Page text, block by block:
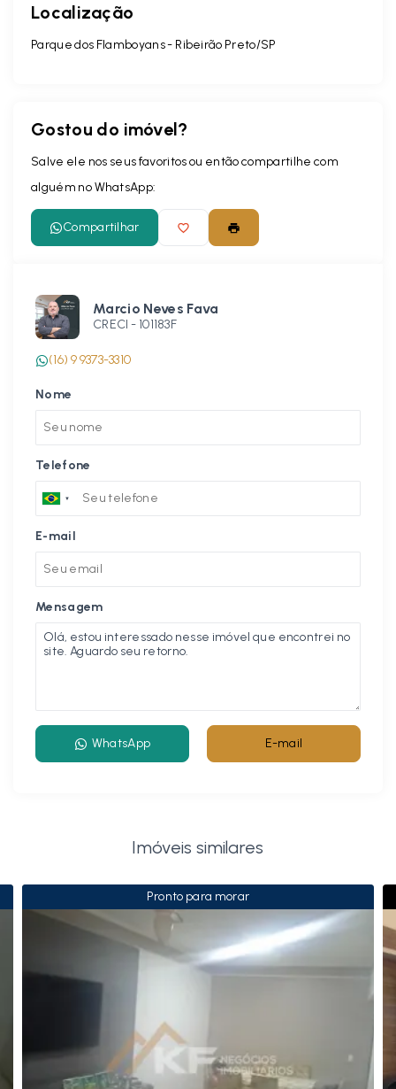
Localização
Parque dos Flamboyans - Ribeirão Preto/SP
Gostou do imóvel?
Salve ele nos seus favoritos ou então compartilhe com
alguém no WhatsApp:
Compartilhar
Marcio Neves Fava
CRECI - 101183F
(16) 9 9373-3310
Nome
Telefone
E-mail
Mensagem
WhatsApp E-mail
Imóveis similares
Pronto para morar